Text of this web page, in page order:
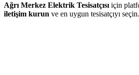
Ağrı Merkez Elektrik Tesisatçısı için
iletişim kurun ve en uygun tesisatçıyı